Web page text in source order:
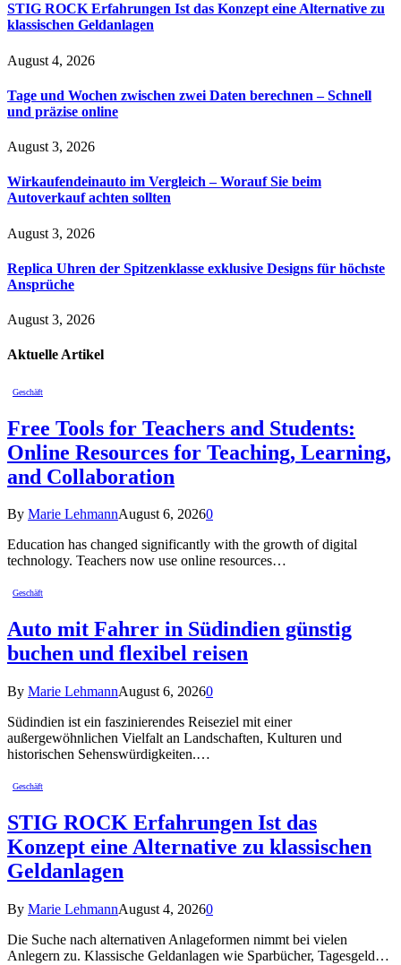
STIG ROCK Erfahrungen Ist das Konzept eine Alternative zu
klassischen Geldanlagen
August 4, 2026
Tage und Wochen zwischen zwei Daten berechnen – Schnell
und präzise online
August 3, 2026
Wirkaufendeinauto im Vergleich – Worauf Sie beim
Autoverkauf achten sollten
August 3, 2026
Replica Uhren der Spitzenklasse exklusive Designs für höchste
Ansprüche
August 3, 2026
Aktuelle Artikel
Geschäft
Free Tools for Teachers and Students:
Online Resources for Teaching, Learning,
and Collaboration
By Marie LehmannAugust 6, 20260
Education has changed significantly with the growth of digital
technology. Teachers now use online resources…
Geschäft
Auto mit Fahrer in Südindien günstig
buchen und flexibel reisen
By Marie LehmannAugust 6, 20260
Südindien ist ein faszinierendes Reiseziel mit einer
außergewöhnlichen Vielfalt an Landschaften, Kulturen und
historischen Sehenswürdigkeiten.…
Geschäft
STIG ROCK Erfahrungen Ist das
Konzept eine Alternative zu klassischen
Geldanlagen
By Marie LehmannAugust 4, 20260
Die Suche nach alternativen Anlageformen nimmt bei vielen
Anlegern zu. Klassische Geldanlagen wie Sparbücher, Tagesgeld…